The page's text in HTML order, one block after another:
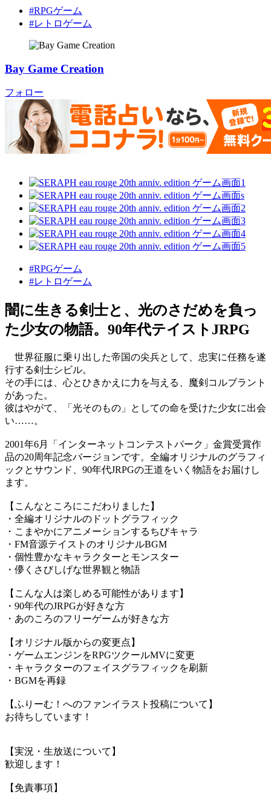
#RPGゲーム
#レトロゲーム
Bay Game Creation
フォロー
#RPGゲーム
#レトロゲーム
闇に生きる剣士と、光のさだめを負っ
た少女の物語。90年代テイストJRPG
世界征服に乗り出した帝国の尖兵として、忠実に任務を遂
行する剣士シビル。
その手には、心とひきかえに力を与える、魔剣コルブラント
があった。
彼はやがて、「光そのもの」としての命を受けた少女に出会
い……。
2001年6月「インターネットコンテストパーク」金賞受賞作
品の20周年記念バージョンです。全編オリジナルのグラフィ
ックとサウンド、90年代JRPGの王道をいく物語をお届けし
ます。
【こんなところにこだわりました】
・全編オリジナルのドットグラフィック
・こまやかにアニメーションするちびキャラ
・FM音源テイストのオリジナルBGM
・個性豊かなキャラクターとモンスター
・儚くさびしげな世界観と物語
【こんな人は楽しめる可能性があります】
・90年代のJRPGが好きな方
・あのころのフリーゲームが好きな方
【オリジナル版からの変更点】
・ゲームエンジンをRPGツクールMVに変更
・キャラクターのフェイスグラフィックを刷新
・BGMを再録
【ふりーむ！へのファンイラスト投稿について】
お待ちしています！
【実況・生放送について】
歓迎します！
【免責事項】